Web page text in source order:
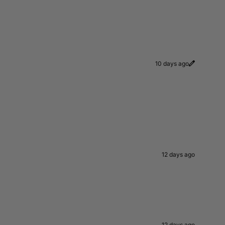
10 days ago
12 days ago